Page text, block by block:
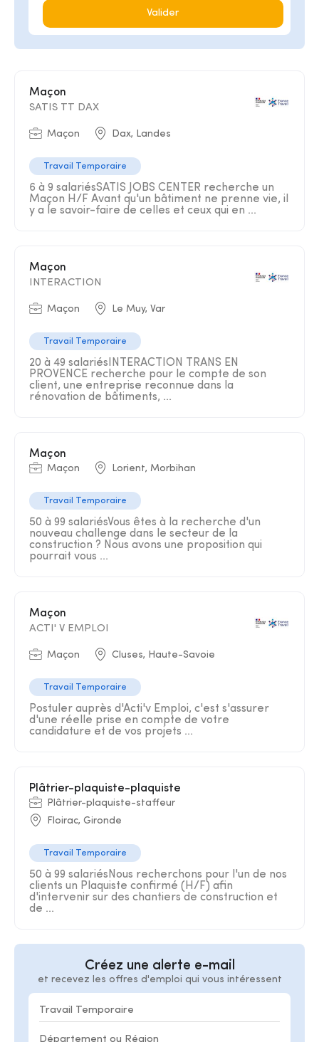
Valider
Maçon
SATIS TT DAX
Maçon Dax, Landes
Travail Temporaire
6 à 9 salariésSATIS JOBS CENTER recherche un
Maçon H/F Avant qu'un bâtiment ne prenne vie, il
y a le savoir-faire de celles et ceux qui en ...
Maçon
INTERACTION
Maçon Le Muy, Var
Travail Temporaire
20 à 49 salariésINTERACTION TRANS EN
PROVENCE recherche pour le compte de son
client, une entreprise reconnue dans la
rénovation de bâtiments, ...
Maçon
Maçon Lorient, Morbihan
Travail Temporaire
50 à 99 salariésVous êtes à la recherche d'un
nouveau challenge dans le secteur de la
construction ? Nous avons une proposition qui
pourrait vous ...
Maçon
ACTI' V EMPLOI
Maçon Cluses, Haute-Savoie
Travail Temporaire
Postuler auprès d'Acti'v Emploi, c'est s'assurer
d'une réelle prise en compte de votre
candidature et de vos projets ...
Plâtrier-plaquiste-plaquiste
Plâtrier-plaquiste-staffeur
Floirac, Gironde
Travail Temporaire
50 à 99 salariésNous recherchons pour l'un de nos
clients un Plaquiste confirmé (H/F) afin
d'intervenir sur des chantiers de construction et
de ...
Créez une alerte e-mail
et recevez les offres d'emploi qui vous intéressent